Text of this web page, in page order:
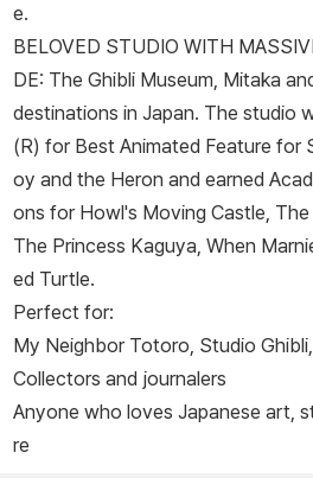
e.
BELOVED STUDIO WITH
DE: The Ghibli Museum, Mitaka
destinations in Japan. The studio
(R) for Best Animated Feature for
oy and the Heron and earned
ons for Howl's Moving Castle, The
The Princess Kaguya, When
ed Turtle.
Perfect for:
My Neighbor Totoro, Studio
Collectors and journalers
Anyone who loves Japanese art,
re